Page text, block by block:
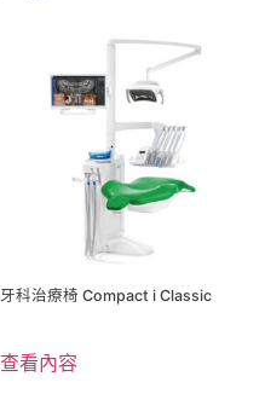
牙科治療椅 Compact i Classic
查看內容